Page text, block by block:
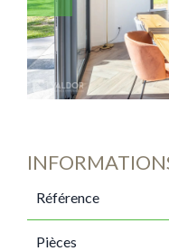
Référence
Pièces